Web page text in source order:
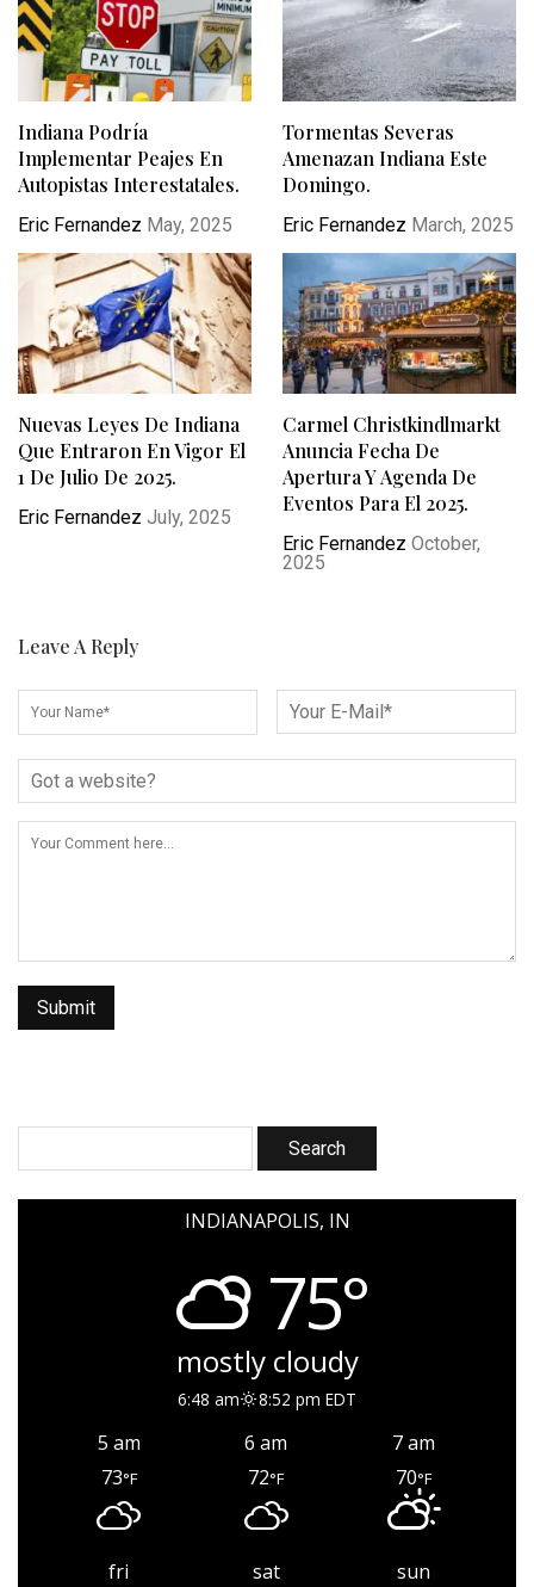
Indiana Podría
Implementar Peajes En
Autopistas Interestatales.
Eric Fernandez May, 2025
Tormentas Severas
Amenazan Indiana Este
Domingo.
Eric Fernandez March, 2025
Nuevas Leyes De Indiana
Que Entraron En Vigor El
1 De Julio De 2025.
Eric Fernandez July, 2025
Carmel Christkindlmarkt
Anuncia Fecha De
Apertura Y Agenda De
Eventos Para El 2025.
Eric Fernandez October,
2025
Leave A Reply
INDIANAPOLIS, IN
75°
mostly cloudy
6:48 am 8:52 pm EDT
5 am 6 am
7 am
73°F 72°F 70°F
fri sat
sun